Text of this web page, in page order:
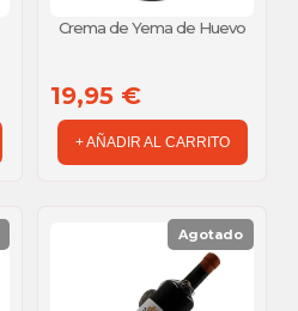
Crema de Yema de Huevo
19,95 €
+ AÑADIR AL CARRITO
Agotado